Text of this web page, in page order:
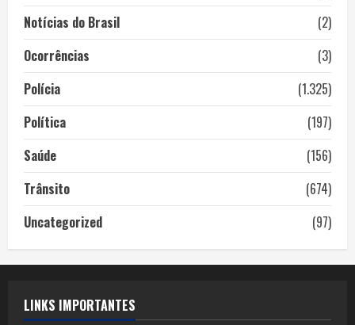
Notícias do Brasil
(2)
Ocorrências
(3)
Polícia
(1.325)
Política
(197)
Saúde
(156)
Trânsito
(674)
Uncategorized
(97)
LINKS IMPORTANTES